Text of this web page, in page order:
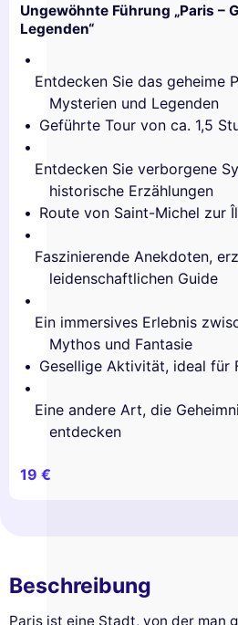
Ungewöhnte Führung „Paris –
Legenden“
Entdecken Sie das geheime
Mysterien und Legenden
Geführte Tour von ca. 1,5
Entdecken Sie verborgene
historische Erzählungen
Route von Saint-Michel zur
Faszinierende Anekdoten,
leidenschaftlichen Guide
Ein immersives Erlebnis
Mythos und Fantasie
Gesellige Aktivität, ideal für
Eine andere Art, die
entdecken
19 €
Beschreibung
Paris ist eine Stadt, von der man